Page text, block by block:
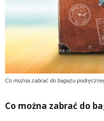
Co można zabrać do bagażu
Co można zabrać do